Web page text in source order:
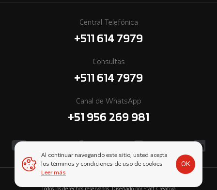
Central Telefónica
+511 614 7979
Consultas
+511 614 7979
Canal de WhatsApp
+51 956 269 981
Al continuar navegando este sitio, usted acepta
los términos y condiciones de uso de cookies
Leer más
OK